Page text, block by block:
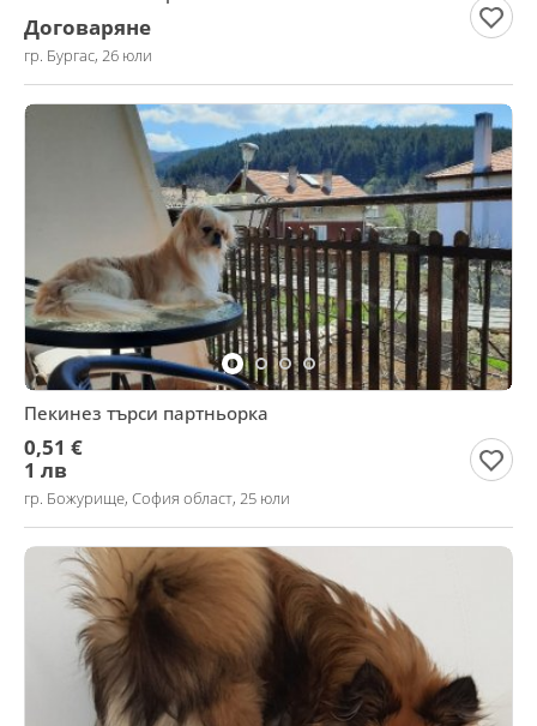
Договаряне
гр. Бургас, 26 юли
Пекинез търси партньорка
0,51 €
1 лв
гр. Божурище, София област, 25 юли